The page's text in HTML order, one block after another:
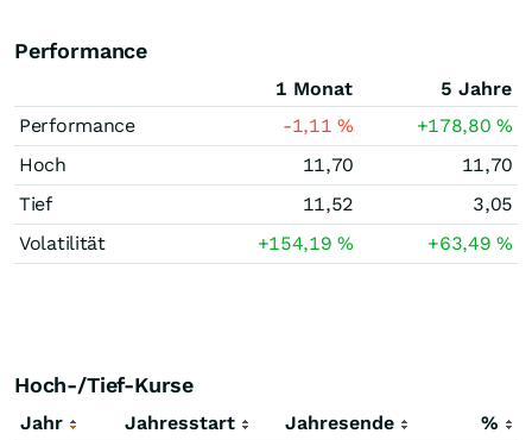
Performance
1 Monat
5 Jahre
Performance
-1,11% +178,80%
Hoch
11,70
11,70
Tief
11,52
3,05
Volatilität
+154,19% +63,49%
Hoch-/Tief-Kurse
Jahr Jahresstart Jahresende
%